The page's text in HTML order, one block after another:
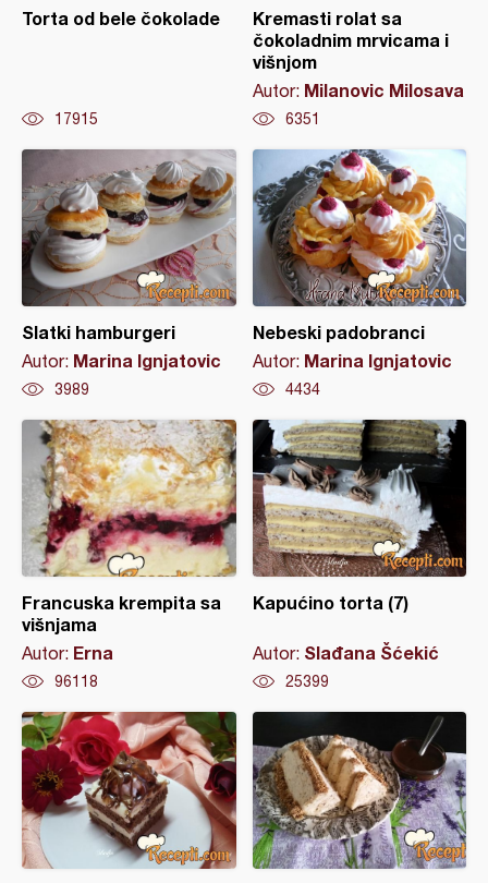
Torta od bele čokolade
17915
Kremasti rolat sa
čokoladnim mrvicama i
višnjom
Autor: Milanovic Milosava
6351
Slatki hamburgeri
Autor: Marina Ignjatovic
3989
Nebeski padobranci
Autor: Marina Ignjatovic
4434
Francuska krempita sa
višnjama
Autor: Erna
96118
Kapućino torta (7)
Autor: Slađana Šćekić
25399